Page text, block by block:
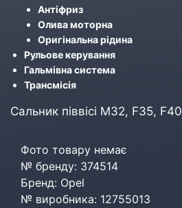
Антіфриз
Олива моторна
Оригінальна рідина
Рульове керування
Гальмівна система
Трансмісія
Сальник піввісі М32, F35, F40
Фото товару немає
№ бренду: 374514
Бренд: Opel
№ виробника: 12755013